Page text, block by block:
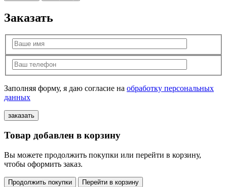
Заказать
Заполняя форму, я даю согласие на обработку персональных
данных
Товар добавлен в корзину
Вы можете продолжить покупки или перейти в корзину,
чтобы оформить заказ.
Продолжить покупки Перейти в корзину